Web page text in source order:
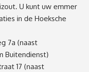
U kunt uw emmer
in de Hoeksche
7a (naast
Buitendienst)
17 (naast